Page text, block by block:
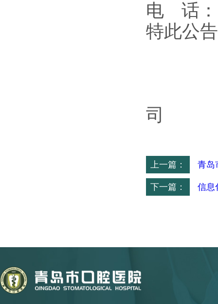
电 话：
特此公告
司
上一篇： 青岛
下一篇： 信息